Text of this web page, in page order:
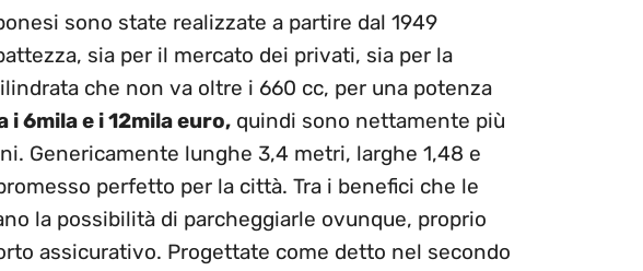
sono state realizzate a partire dal 1949
sia per il mercato dei privati, sia per la
che non va oltre i 660 cc, per una potenza
6mila e i 12mila euro, quindi sono nettamente più
Genericamente lunghe 3,4 metri, larghe 1,48 e
perfetto per la città. Tra i benefici che le
la possibilità di parcheggiarle ovunque, proprio
assicurativo. Progettate come detto nel secondo